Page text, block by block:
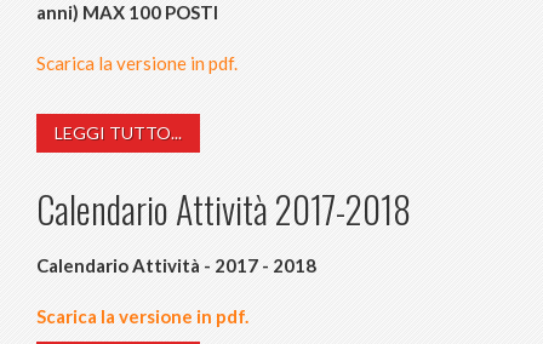
anni) MAX 100 POSTI
Scarica la versione in pdf.
LEGGI TUTTO...
Calendario Attività 2017-2018
Calendario Attività - 2017 - 2018
Scarica la versione in pdf.